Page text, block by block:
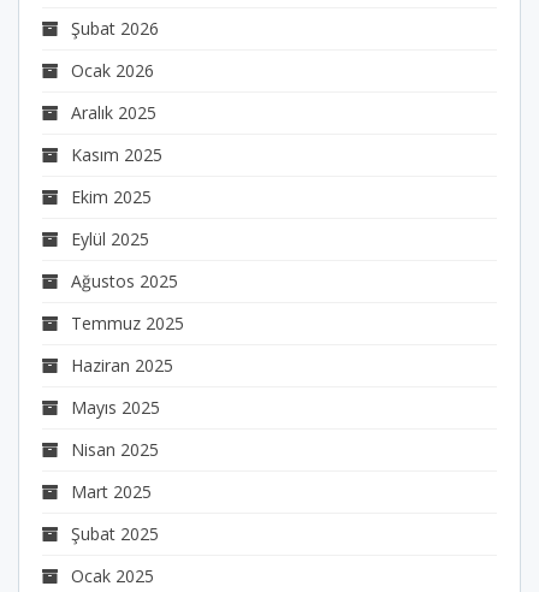
Şubat 2026
Ocak 2026
Aralık 2025
Kasım 2025
Ekim 2025
Eylül 2025
Ağustos 2025
Temmuz 2025
Haziran 2025
Mayıs 2025
Nisan 2025
Mart 2025
Şubat 2025
Ocak 2025